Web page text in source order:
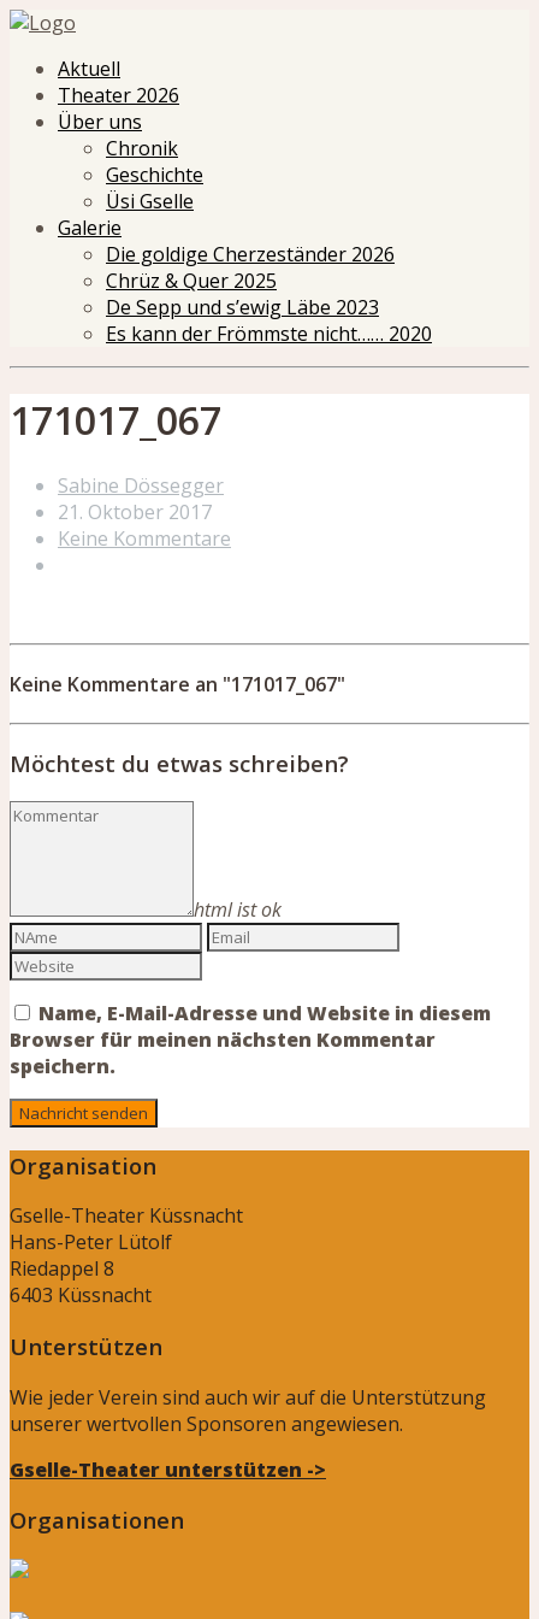
Aktuell
Theater 2026
Über uns
Chronik
Geschichte
Üsi Gselle
Galerie
Die goldige Cherzeständer 2026
Chrüz & Quer 2025
De Sepp und s’ewig Läbe 2023
Es kann der Frömmste nicht…… 2020
171017_067
Sabine Dössegger
21. Oktober 2017
Keine Kommentare
Keine Kommentare an "171017_067"
Möchtest du etwas schreiben?
html ist ok
Name, E-Mail-Adresse und Website in diesem
Browser für meinen nächsten Kommentar
speichern.
Organisation
Gselle-Theater Küssnacht
Hans-Peter Lütolf
Riedappel 8
6403 Küssnacht
Unterstützen
Wie jeder Verein sind auch wir auf die Unterstützung
unserer wertvollen Sponsoren angewiesen.
Gselle-Theater unterstützen ->
Organisationen